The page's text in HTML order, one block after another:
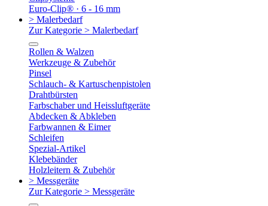
Euro-Clip® · 6 - 16 mm
> Malerbedarf
Zur Kategorie > Malerbedarf
Rollen & Walzen
Werkzeuge & Zubehör
Pinsel
Schlauch- & Kartuschenpistolen
Drahtbürsten
Farbschaber und Heissluftgeräte
Abdecken & Abkleben
Farbwannen & Eimer
Schleifen
Spezial-Artikel
Klebebänder
Holzleitern & Zubehör
> Messgeräte
Zur Kategorie > Messgeräte